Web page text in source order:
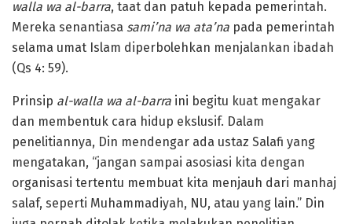
walla wa al-barra, taat dan patuh kepada pemerintah.
Mereka senantiasa sami’na wa ata’na pada pemerintah
selama umat Islam diperbolehkan menjalankan ibadah
(Qs 4: 59).
Prinsip al-walla wa al-barra ini begitu kuat mengakar
dan membentuk cara hidup ekslusif. Dalam
penelitiannya, Din mendengar ada ustaz Salafi yang
mengatakan, “jangan sampai asosiasi kita dengan
organisasi tertentu membuat kita menjauh dari manhaj
salaf, seperti Muhammadiyah, NU, atau yang lain.” Din